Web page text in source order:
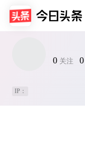
0 关注 0
IP：